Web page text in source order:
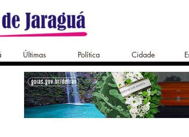
Últimas Política Cidade